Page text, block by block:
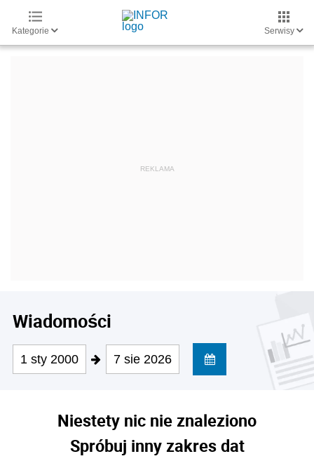
Kategorie Serwisy
Wiadomości
1 sty 2000 7 sie 2026
Niestety nic nie znaleziono
Spróbuj inny zakres dat